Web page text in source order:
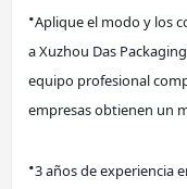
·Aplique el modo y los
a Xuzhou Das
equipo profesional
empresas obtienen un
·3 años de experiencia